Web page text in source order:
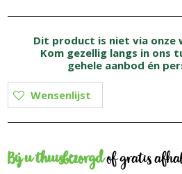
Dit product is niet via onze
Kom gezellig langs in ons
gehele aanbod én
Bij u thuisbezorgdof gratis